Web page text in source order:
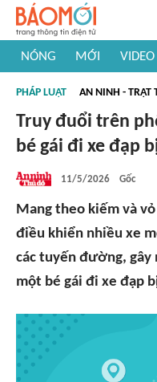
NÓNG MỚI VIDEO
#Khám phá Việt Nam
PHÁP LUẬT AN NINH - TRẬT
Truy đuổi trên
bé gái đi xe đạp
11/5/2026 Gốc
Mang theo kiếm và
điều khiển nhiều xe
các tuyến đường, gây
một bé gái đi xe đạp